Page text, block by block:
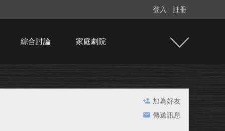
登入 註冊
綜合討論 家庭劇院
加為好友
傳送訊息